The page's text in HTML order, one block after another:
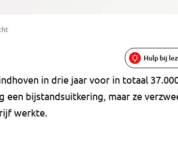
Hulp bij
in drie jaar voor in totaal
bijstandsuitkering, maar ze
werkte.